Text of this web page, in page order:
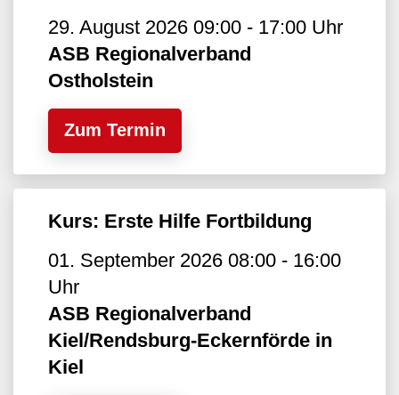
29. August 2026 09:00 - 17:00 Uhr
ASB Regionalverband
Ostholstein
Zum Termin
Kurs: Erste Hilfe Fortbildung
01. September 2026 08:00 - 16:00
Uhr
ASB Regionalverband
Kiel/Rendsburg-Eckernförde in
Kiel